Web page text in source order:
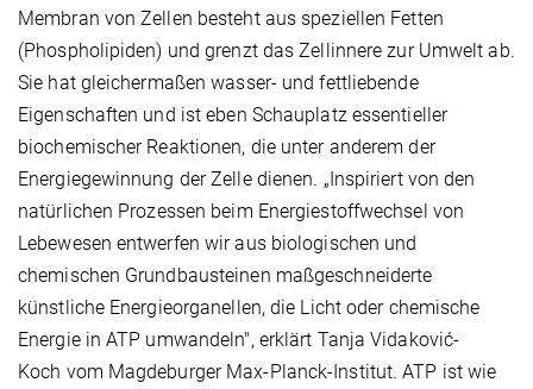
Membran von Zellen besteht aus speziellen Fetten
(Phospholipiden) und grenzt das Zellinnere zur Umwelt ab.
Sie hat gleichermaßen wasser- und fettliebende
Eigenschaften und ist eben Schauplatz essentieller
biochemischer Reaktionen, die unter anderem der
Energiegewinnung der Zelle dienen. „Inspiriert von den
natürlichen Prozessen beim Energiestoffwechsel von
Lebewesen entwerfen wir aus biologischen und
chemischen Grundbausteinen maßgeschneiderte
künstliche Energieorganellen, die Licht oder chemische
Energie in ATP umwandeln", erklärt Tanja Vidaković-
Koch vom Magdeburger Max-Planck-Institut. ATP ist wie